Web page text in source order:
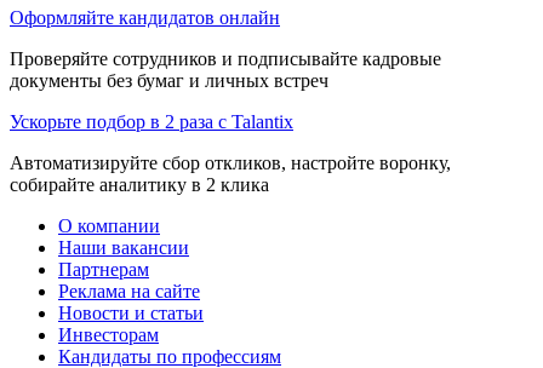
Оформляйте кандидатов онлайн
Проверяйте сотрудников и подписывайте кадровые
документы без бумаг и личных встреч
Ускорьте подбор в 2 раза с Talantix
Автоматизируйте сбор откликов, настройте воронку,
собирайте аналитику в 2 клика
О компании
Наши вакансии
Партнерам
Реклама на сайте
Новости и статьи
Инвесторам
Кандидаты по профессиям